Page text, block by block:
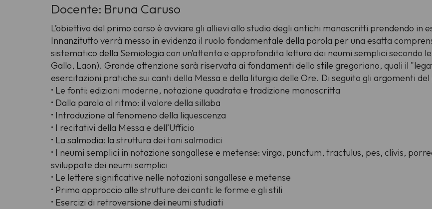
Docente: Bruna Caruso
L’obiettivo del primo corso è avviare gli allievi allo studio degli antichi manoscritti prendendo in
Innanzitutto verrà messo in evidenza il ruolo fondamentale della parola per una esatta
sistematico della Semiologia con un’attenta e approfondita lettura dei neumi semplici secondo
Gallo, Laon). Grande attenzione sarà riservata ai fondamenti dello stile gregoriano, quali il
esercitazioni pratiche sui canti della Messa e della liturgia delle Ore. Di seguito gli argomenti
• Le fonti: edizioni moderne, notazione quadrata e tradizione manoscritta
• Dalla parola al ritmo: il valore della sillaba
• Introduzione al fenomeno della liquescenza
• I recitativi della Messa e dell’Ufficio
• La salmodia: la struttura dei toni salmodici
• I neumi semplici in notazione sangallese e metense: virga, punctum, tractulus, pes, clivis,
sviluppate dei neumi semplici
• Le lettere significative nelle notazioni sangallese e metense
• Primo approccio alle strutture dei canti: le forme e gli stili
• Esercizi di retroversione dei neumi studiati